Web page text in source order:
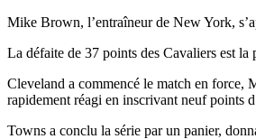
Mike Brown, l’entraîneur de New York,
La défaite de 37 points des Cavaliers est
Cleveland a commencé le match en force,
rapidement réagi en inscrivant neuf points
Towns a conclu la série par un panier,